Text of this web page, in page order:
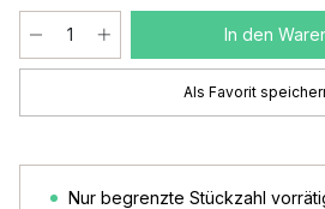
In den
Als Favorit
Nur begrenzte Stückzahl